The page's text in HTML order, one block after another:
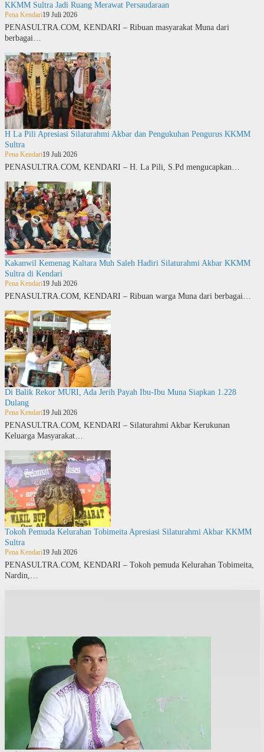
KKMM Sultra Jadi Ruang Merawat Persaudaraan
Pena Kendari19 Juli 2026
PENASULTRA.COM, KENDARI – Ribuan masyarakat Muna dari
berbagai…
H La Pili Apresiasi Silaturahmi Akbar dan Pengukuhan Pengurus KKMM
Sultra
Pena Kendari19 Juli 2026
PENASULTRA.COM, KENDARI – H. La Pili, S.Pd mengucapkan…
Kakanwil Kemenag Kaltara Muh Saleh Hadiri Silaturahmi Akbar KKMM
Sultra di Kendari
Pena Kendari19 Juli 2026
PENASULTRA.COM, KENDARI – Ribuan warga Muna dari berbagai…
Di Balik Rekor MURI, Ada Jerih Payah Ibu-Ibu Muna Siapkan 1.228
Dulang
Pena Kendari19 Juli 2026
PENASULTRA.COM, KENDARI – Silaturahmi Akbar Kerukunan
Keluarga Masyarakat…
Tokoh Pemuda Kelurahan Tobimeita Apresiasi Silaturahmi Akbar KKMM
Sultra
Pena Kendari19 Juli 2026
PENASULTRA.COM, KENDARI – Tokoh pemuda Kelurahan Tobimeita,
Nardin,…